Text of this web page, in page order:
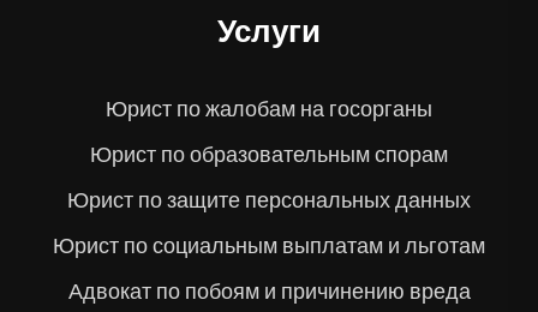
Услуги
Юрист по жалобам на госорганы
Юрист по образовательным спорам
Юрист по защите персональных данных
Юрист по социальным выплатам и льготам
Адвокат по побоям и причинению вреда